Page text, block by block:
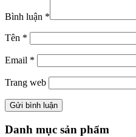
Bình luận *
Tên *
Email *
Trang web
Danh mục sản phẩm